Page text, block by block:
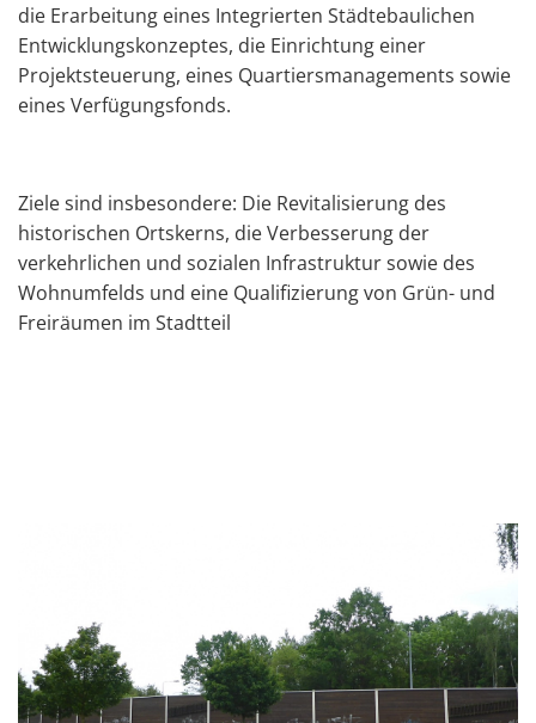
die Erarbeitung eines Integrierten Städtebaulichen
Entwicklungskonzeptes, die Einrichtung einer
Projektsteuerung, eines Quartiersmanagements sowie
eines Verfügungsfonds.
Ziele sind insbesondere: Die Revitalisierung des
historischen Ortskerns, die Verbesserung der
verkehrlichen und sozialen Infrastruktur sowie des
Wohnumfelds und eine Qualifizierung von Grün- und
Freiräumen im Stadtteil